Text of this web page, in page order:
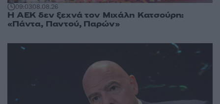
09:0308.08.26
Η ΑΕΚ δεν ξεχνά τον Μιχάλη Κατσούρη:
«Πάντα, Παντού, Παρών»